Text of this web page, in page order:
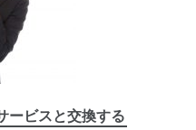
ービスと交換する